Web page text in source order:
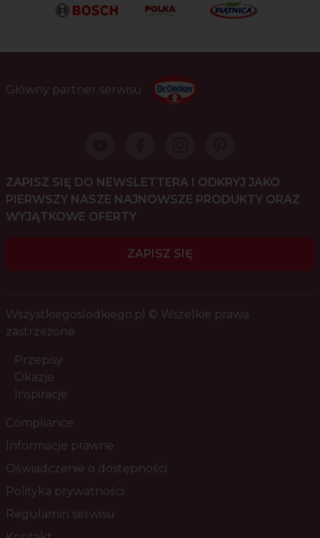
Główny partner serwisu
ZAPISZ SIĘ DO NEWSLETTERA I ODKRYJ JAKO
PIERWSZY NASZE NAJNOWSZE PRODUKTY ORAZ
WYJĄTKOWE OFERTY
ZAPISZ SIĘ
Wszystkiegoslodkiego.pl © Wszelkie prawa
zastrzeżone
Przepisy
Okazje
Inspiracje
Compliance
Informacje prawne
Oświadczenie o dostępności
Polityka prywatności
Regulamin serwisu